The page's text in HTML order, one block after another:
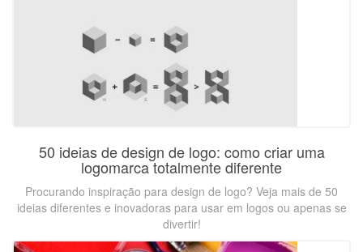
50 ideias de design de logo: como criar uma
logomarca totalmente diferente
Procurando inspiração para design de logo? Veja mais de 50
ideias diferentes e inovadoras para usar em logos ou apenas se
divertir!